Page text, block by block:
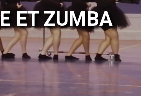
ET ZUMBA